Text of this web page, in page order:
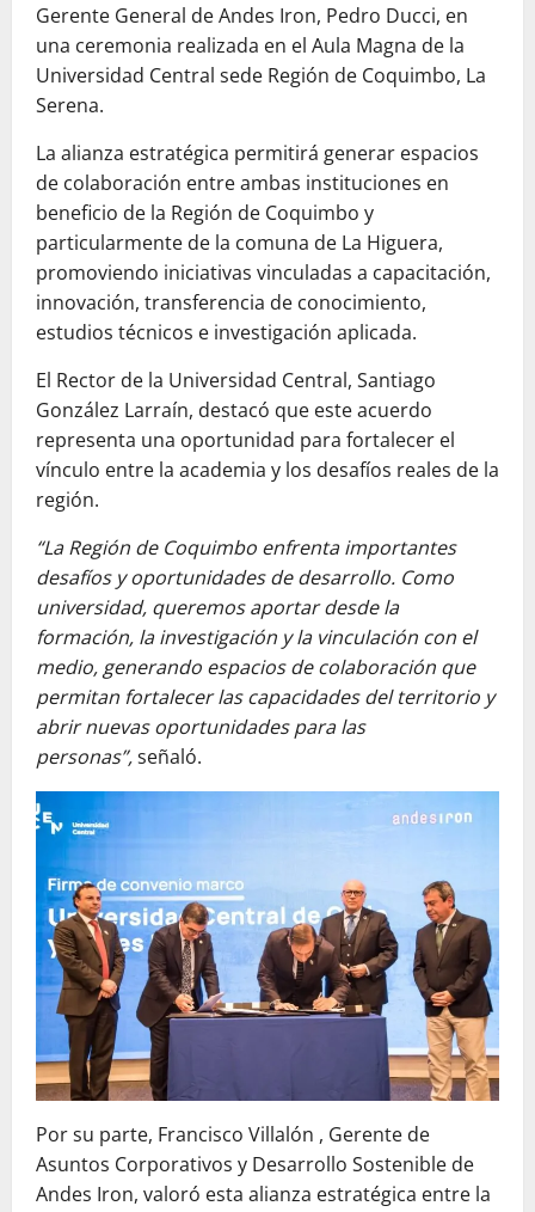
Gerente General de Andes Iron, Pedro Ducci, en
una ceremonia realizada en el Aula Magna de la
Universidad Central sede Región de Coquimbo, La
Serena.
La alianza estratégica permitirá generar espacios
de colaboración entre ambas instituciones en
beneficio de la Región de Coquimbo y
particularmente de la comuna de La Higuera,
promoviendo iniciativas vinculadas a capacitación,
innovación, transferencia de conocimiento,
estudios técnicos e investigación aplicada.
El Rector de la Universidad Central, Santiago
González Larraín, destacó que este acuerdo
representa una oportunidad para fortalecer el
vínculo entre la academia y los desafíos reales de la
región.
“La Región de Coquimbo enfrenta importantes
desafíos y oportunidades de desarrollo. Como
universidad, queremos aportar desde la
formación, la investigación y la vinculación con el
medio, generando espacios de colaboración que
permitan fortalecer las capacidades del territorio y
abrir nuevas oportunidades para las
personas”,señaló.
Por su parte, Francisco Villalón , Gerente de
Asuntos Corporativos y Desarrollo Sostenible de
Andes Iron, valoró esta alianza estratégica entre la